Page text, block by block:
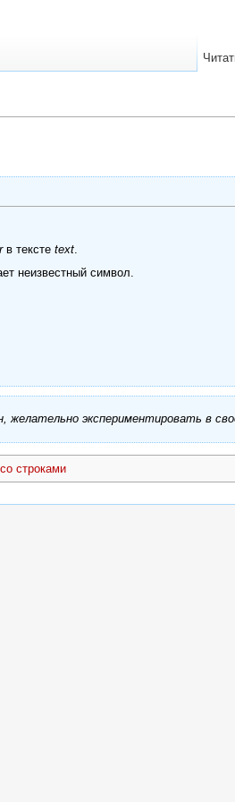
в тексте text.
неизвестный символ.
желательно экспериментировать в
строками